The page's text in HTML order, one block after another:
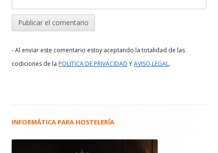
- Al enviar este comentario estoy aceptando la totalidad de las
codiciones de la POLITICA DE PRIVACIDAD YAVISO LEGAL.
Barra
INFORMÁTICA PARA HOSTELERÍA